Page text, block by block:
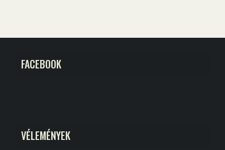
FACEBOOK
VÉLEMÉNYEK